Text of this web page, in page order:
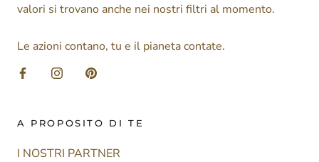
valori si trovano anche nei nostri filtri al momento.
Le azioni contano, tu e il pianeta contate.
A PROPOSITO DI TE
I NOSTRI PARTNER